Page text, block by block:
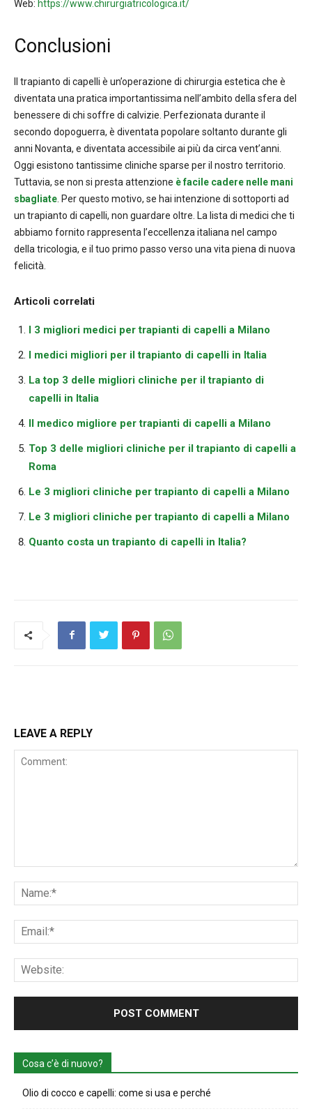
Web: https://www.chirurgiatricologica.it/
Conclusioni
Il trapianto di capelli è un’operazione di chirurgia estetica che è
diventata una pratica importantissima nell’ambito della sfera del
benessere di chi soffre di calvizie. Perfezionata durante il
secondo dopoguerra, è diventata popolare soltanto durante gli
anni Novanta, e diventata accessibile ai più da circa vent’anni.
Oggi esistono tantissime cliniche sparse per il nostro territorio.
Tuttavia, se non si presta attenzione è facile cadere nelle mani
sbagliate . Per questo motivo, se hai intenzione di sottoporti ad
un trapianto di capelli, non guardare oltre. La lista di medici che ti
abbiamo fornito rappresenta l’eccellenza italiana nel campo
della tricologia, e il tuo primo passo verso una vita piena di nuova
felicità.
Articoli correlati
I 3 migliori medici per trapianti di capelli a Milano
I medici migliori per il trapianto di capelli in Italia
La top 3 delle migliori cliniche per il trapianto di
capelli in Italia
Il medico migliore per trapianti di capelli a Milano
Top 3 delle migliori cliniche per il trapianto di capelli a
Roma
Le 3 migliori cliniche per trapianto di capelli a Milano
Le 3 migliori cliniche per trapianto di capelli a Milano
Quanto costa un trapianto di capelli in Italia?
LEAVE A REPLY
Cosa c’è di nuovo?
Olio di cocco e capelli: come si usa e perché